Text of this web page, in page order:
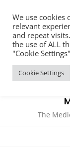
content
The
We use cookies
relevant
and repeat
the use of ALL
"Cookie
Cookie Settings